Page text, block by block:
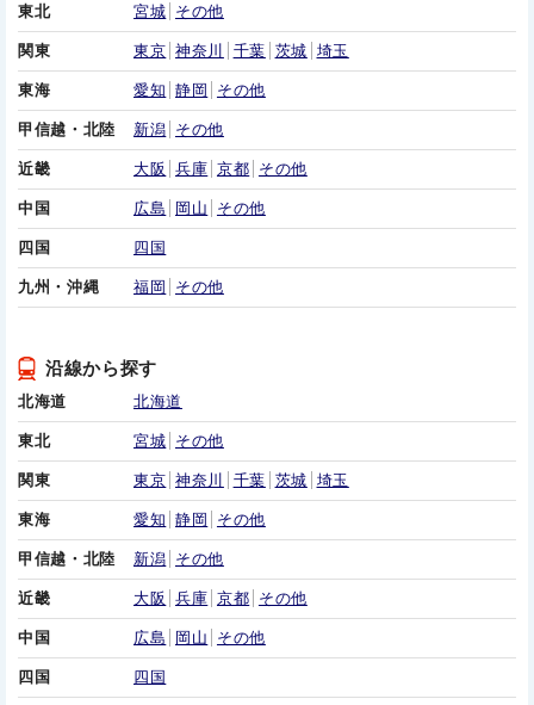
東北 宮城 その他
関東 東京 神奈川 千葉 茨城 埼玉
東海 愛知 静岡 その他
甲信越・北陸 新潟 その他
近畿 大阪 兵庫 京都 その他
中国 広島 岡山 その他
四国 四国
九州・沖縄 福岡 その他
沿線から探す
北海道 北海道
東北 宮城 その他
関東 東京 神奈川 千葉 茨城 埼玉
東海 愛知 静岡 その他
甲信越・北陸 新潟 その他
近畿 大阪 兵庫 京都 その他
中国 広島 岡山 その他
四国 四国